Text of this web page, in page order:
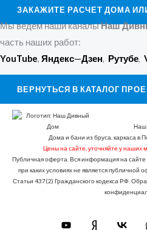
ЗАКАЖИТЕ РАСЧЕТ ДОМА
Мы ведем наши каналыНаш
часть наших работ:
YouTube, Яндекс—Дзен, Рутубе,
ВЕРНУТЬСЯ В КАТАЛОГ
Наш
Дома и бани из бруса, каркаса в
Цены на сайте, уточняйте у наших
Публичная оферта. Вся информация на
при каких условиях не является
Статьи 437(2) Гражданского кодекса РФ.